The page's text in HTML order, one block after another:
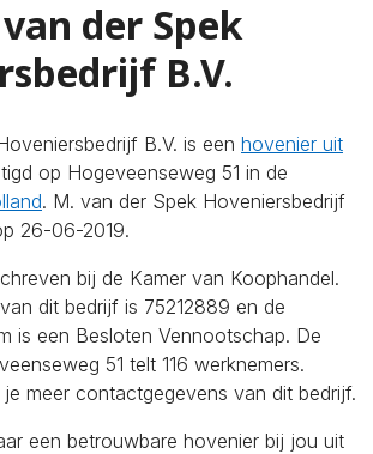
der Spek
B.V.
B.V. is een hovenier uit
op Hogeveenseweg 51 in de
. M. van der Spek Hoveniersbedrijf
26-06-2019.
bij de Kamer van Koophandel.
dit bedrijf is 75212889 en de
is een Besloten Vennootschap. De
51 telt 116 werknemers.
meer contactgegevens van dit bedrijf.
een betrouwbare hovenier bij jou uit